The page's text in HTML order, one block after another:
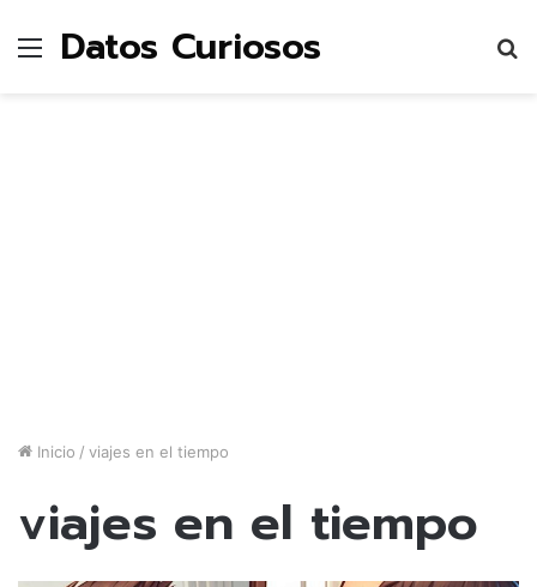
Menú
Datos Curiosos
Inicio / viajes en el tiempo
viajes en el tiempo